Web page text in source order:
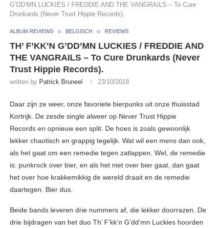
G’DD’MN LUCKIES / FREDDIE AND THE VANGRAILS – To Cure
Drunkards (Never Trust Hippie Records).
ALBUM REVIEWS BELGISCH REVIEWS
TH’ F’KK’N G’DD’MN LUCKIES / FREDDIE AND
THE VANGRAILS – To Cure Drunkards (Never
Trust Hippie Records).
written by Patrick Bruneel 23/10/2018
Daar zijn ze weer, onze favoriete bierpunks uit onze thuisstad
Kortrijk. De zesde single alweer op Never Trust Hippie
Records en opnieuw een split. De hoes is zoals gewoonlijk
lekker chaotisch en grappig tegelijk. Wat wil een mens dan ook,
als het gaat om een remedie tegen zatlappen. Wel, de remedie
is: punkrock over bier, en als het niet over bier gaat, dan gaat
het over hoe krakkemikkig de wereld draait en de remedie
daartegen. Bier dus.
Beide bands leveren drie nummers af, die lekker doorrazen. De
drie bijdragen van het duo Th’ F’kk’n G’dd’mn Luckies hoorden